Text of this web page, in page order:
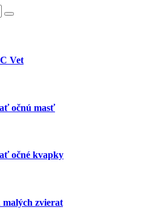
Vet
očnú masť
očné kvapky
zvierat